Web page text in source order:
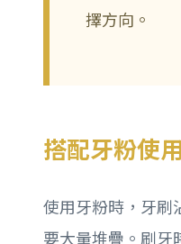
擇方向。
搭配牙粉使
使用牙粉時，牙刷
要大量堆疊。刷牙